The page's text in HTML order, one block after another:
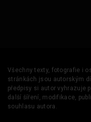
Všechny texty, fotografie i
stránkách jsou autorským
předpisy si autor vyhrazuje
další šíření, modifikace,
souhlasu autora.